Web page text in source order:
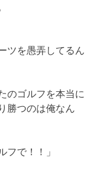
ツを愚弄してるん
のゴルフを本当に
勝つのは俺なん
フで！！」